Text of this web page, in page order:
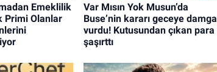
Emeklilik
Primi Olanlar
Var Mısın Yok Musun’da
Buse’nin kararı geceye damga
vurdu! Kutusundan çıkan para
şaşırttı